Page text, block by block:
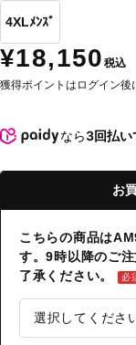
4XLﾒﾝｽﾞ
¥18,150 税込
獲得ポイントはログイン後
なら3回払
お
こちらの商品は
す。9時以降のご
了承ください。
必